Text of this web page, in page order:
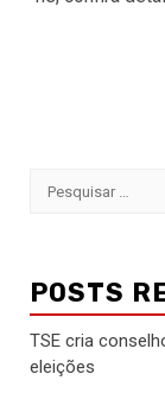
Pesquisar
POSTS
TSE cria
eleições